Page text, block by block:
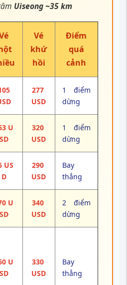
Uiseong ~35 km
Vé
khứ
hồi
Điểm
quá
cảnh
277
USD
1 điểm
dừng
U
SD
320
USD
1 điểm
dừng
US
D
290
USD
Bay
thẳng
U
SD
340
USD
2 điểm
dừng
U
SD
330
USD
Bay
thẳng